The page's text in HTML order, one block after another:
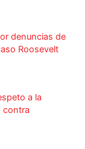
denuncias de
Roosevelt
a la
contra